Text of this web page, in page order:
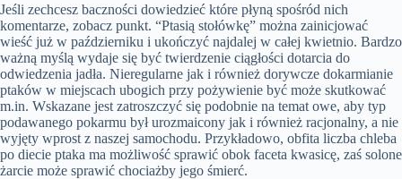
Jeśli zechcesz baczności dowiedzieć które płyną spośród nich
komentarze, zobacz punkt. “Ptasią stołówkę” można zainicjować
wieść już w październiku i ukończyć najdalej w całej kwietnio. Bardzo
ważną myślą wydaje się być twierdzenie ciągłości dotarcia do
odwiedzenia jadła. Nieregularne jak i również dorywcze dokarmianie
ptaków w miejscach ubogich przy pożywienie być może skutkować
m.in. Wskazane jest zatroszczyć się podobnie na temat owe, aby typ
podawanego pokarmu był urozmaicony jak i również racjonalny, a nie
wyjęty wprost z naszej samochodu. Przykładowo, obfita liczba chleba
po diecie ptaka ma możliwość sprawić obok faceta kwasicę, zaś solone
żarcie może sprawić chociażby jego śmierć.